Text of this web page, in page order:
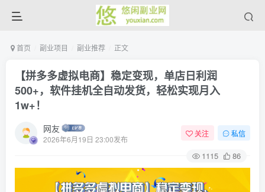
首页 副业项目 副业推荐 正文
【拼多多虚拟电商】稳定变现，单店日利润
500+，软件挂机全自动发货，轻松实现月入
1w+！
网友
2026年6月19日 23:00发布
关注 私信
1115 86